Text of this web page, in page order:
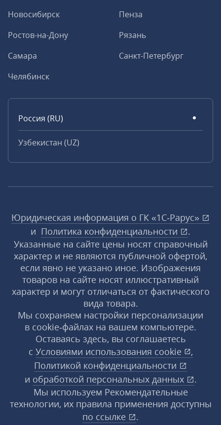
Новосибирск
Пенза
Ростов-на-Дону
Рязань
Самара
Санкт-Петербург
Челябинск
Россия (RU)
Узбекистан (UZ)
Юридическая информация о ГК «1С‑Рарус»
и Политика конфиденциальности
.
Указанные на сайте цены носят справочный
характер и не являются публичной офертой,
если явно не указано иное. Изображения
товаров на сайте носят иллюстративный
характер и могут отличаться от фактического
вида товара.
Мы сохраняем настройки персонализации
в cookie‑файлах на вашем компьютере.
Оставаясь здесь, вы соглашаетесь
с Условиями использования cookie
,
Политикой конфиденциальности
и обработкой персональных данных
.
Мы используем Рекомендательные
технологии, их правила применения доступны
по ссылке
.